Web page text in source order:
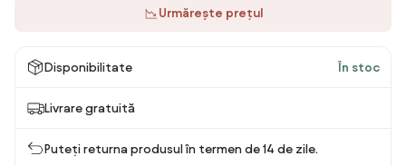
Urmărește prețul
Disponibilitate În stoc
Livrare gratuită
Puteți returna produsul în termen de 14 de zile.